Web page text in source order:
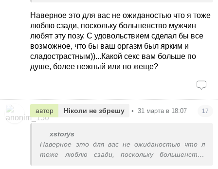
Наверное это для вас не ожиданостью что я тоже
люблю сзади, поскольку большенство мужчин
любят эту позу. С удовольствием сделал бы все
возможное, что бы ваш оргазм был ярким и
сладострастным))...Какой секс вам больше по
душе, более нежный или по жеще?
автор Ніколи не збрешу • 31 марта в 18:07 17
xstorys
Наверное это для вас не ожиданостью что я
тоже люблю сзади, поскольку большенство